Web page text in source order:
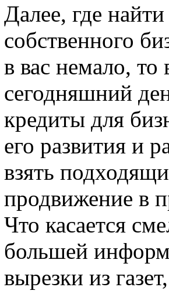
Далее, где
собственного
в вас немало, то
сегодняшний
кредиты для
его развития и
взять
продвижение в
Что касается
большей
вырезки из